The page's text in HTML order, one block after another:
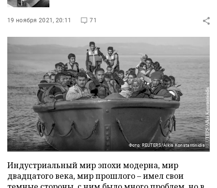
19 ноября 2021, 20:11 71
Фото: REUTERS/Alkis Konstantinidis
Индустриальный мир эпохи модерна, мир
двадцатого века, мир прошлого – имел свои